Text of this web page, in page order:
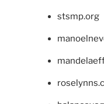
stsmp.org